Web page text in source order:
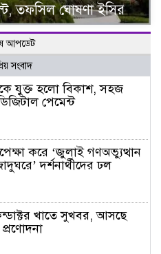
তফসিল ঘোষণা ইসির
আপডেট
সংবাদ
যুক্ত হলো বিকাশ, সহজ
পেমেন্ট
করে ‘জুলাই গণঅভ্যুত্থান
দর্শনার্থীদের ঢল
খাতে সুখবর, আসছে